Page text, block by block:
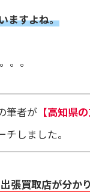
ますよね。
。。
筆者が 【高知県
しました。
張買取店が分か